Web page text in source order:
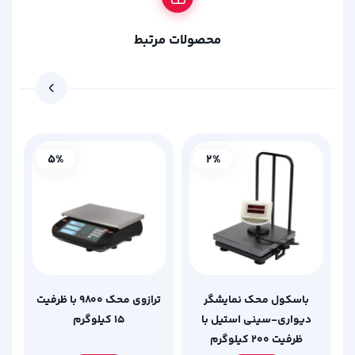
محصولات مرتبط
باسکول محک نمایشگر
دیواری-سینی استیل با
ظرفیت 200 کیلوگرم
2%
ترازوی محک 9800 با ظرفیت
15 کیلوگرم
5%